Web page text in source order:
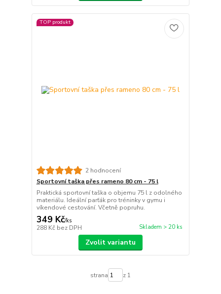
TOP produkt
2 hodnocení
Sportovní taška přes rameno 80 cm - 75 l
Praktická sportovní taška o objemu 75 l z odolného
materiálu. Ideální parťák pro tréninky v gymu i
víkendové cestování. Včetně popruhu.
349 Kč/ks
288 Kč bez DPH Skladem > 20 ks
Zvolit variantu
strana z 1